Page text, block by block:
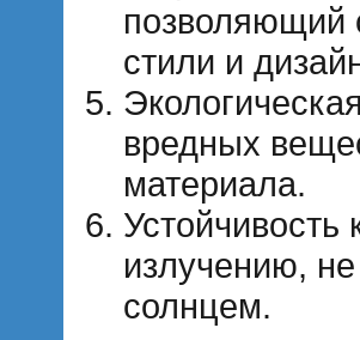
позволяющий
стили и
вредных
материала.
Устойчивость
излучению,
солнцем.